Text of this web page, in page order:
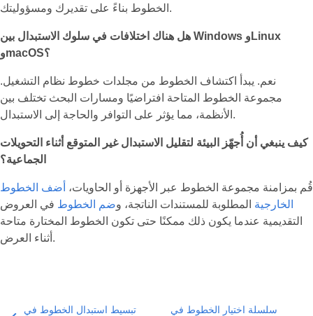
الخطوط بناءً على تقديرك ومسؤوليتك.
هل هناك اختلافات في سلوك الاستبدال بين Windows وLinux
وmacOS؟
نعم. يبدأ اكتشاف الخطوط من مجلدات خطوط نظام التشغيل.
مجموعة الخطوط المتاحة افتراضيًا ومسارات البحث تختلف بين
الأنظمة، مما يؤثر على التوافر والحاجة إلى الاستبدال.
كيف ينبغي أن أُجهّز البيئة لتقليل الاستبدال غير المتوقع أثناء التحويلات
الجماعية؟
قُم بمزامنة مجموعة الخطوط عبر الأجهزة أو الحاويات، أضف الخطوط
الخارجية المطلوبة للمستندات الناتجة، وضم الخطوط في العروض
التقديمية عندما يكون ذلك ممكنًا حتى تكون الخطوط المختارة متاحة
أثناء العرض.
تبسيط استبدال الخطوط في
سلسلة اختيار الخطوط في